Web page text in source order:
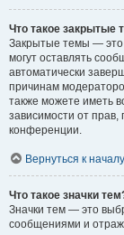
Что такое закрытые
Закрытые темы — это
могут оставлять
автоматически
причинам
также можете иметь
зависимости от
конференции.
Вернуться к началу
Что такое значки
Значки тем — это
сообщениями и